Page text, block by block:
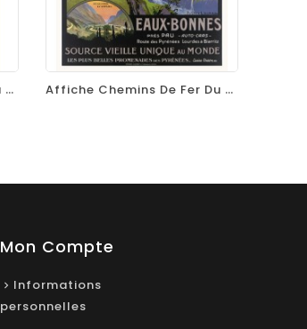
Affiche Chemins De Fer Du Midi - Font-Romeu - Sports D'hiver
favorite_border equalizer visibility
Affiche Chemins De Fer Du Midi Et D'Orléans - Eaux-Bonnes
Mon Compte
Informations
personnelles